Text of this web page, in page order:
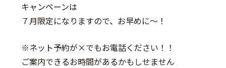
キャンペーンは
７月限定になりますので、お早めに～！
※ネット予約が×でもお電話ください！！
ご案内できるお時間があるかもしせません